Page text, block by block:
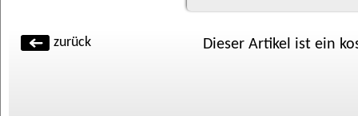
zurück Dieser Artikel ist ein